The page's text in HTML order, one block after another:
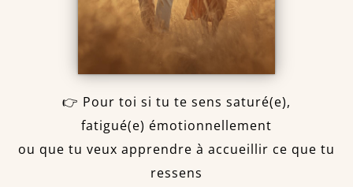
👉 Pour toi si tu te sens saturé(e),
fatigué(e) émotionnellement
ou que tu veux apprendre à accueillir ce que tu
ressens